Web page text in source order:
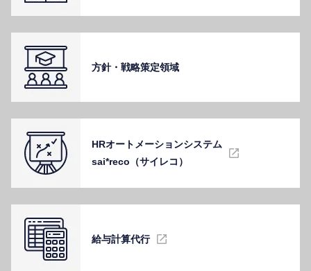
⽅針・戦略策定領域
HRオートメーションシステム
sai*reco（サイレコ）
給与計算代⾏